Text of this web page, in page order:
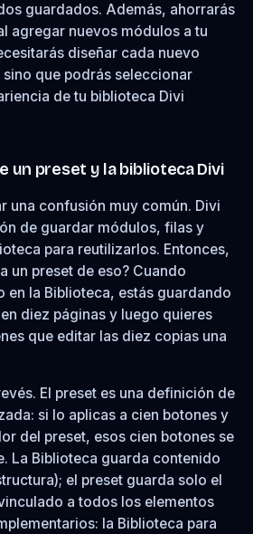
guardados. Además, ahorrarás
agregar nuevos módulos a tu
diseñar cada nuevo
que podrás seleccionar
de tu biblioteca Divi
un preset y la biblioteca Divi
una confusión muy común. Divi
de guardar módulos, filas y
para reutilizarlos. Entonces,
un preset de eso? Cuando
en la Biblioteca, estás guardando
diez páginas y luego quieres
que editar las diez copias una
El preset es una definición de
si lo aplicas a cien botones y
del preset, esos cien botones se
La Biblioteca guarda contenido
el preset guarda solo el
a todos los elementos
la Biblioteca para